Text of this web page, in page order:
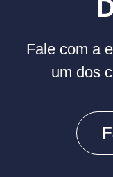
Fale com a
um dos